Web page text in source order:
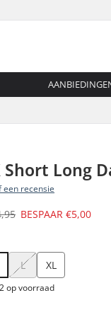
Short Long
een recensie
BESPAAR€5,00
L XL
op voorraad